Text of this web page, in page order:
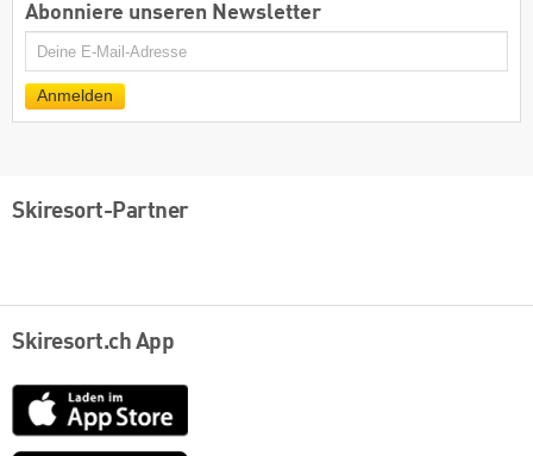
Abonniere unseren Newsletter
E-
Mail
Anmelden
Skiresort-Partner
Skiresort.ch App
App
Store